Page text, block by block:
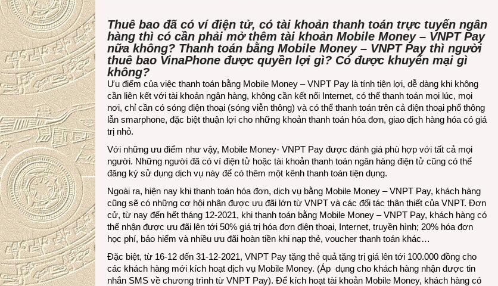
Thuê bao đã có ví điện tử, có tài khoản thanh toán trực tuyến ngân
hàng thì có cần phải mở thêm tài khoản Mobile Money – VNPT Pay
nữa không? Thanh toán bằng Mobile Money – VNPT Pay thì người
thuê bao VinaPhone được quyền lợi gì? Có được khuyến mại gì
không?
Ưu điểm của việc thanh toán bằng Mobile Money – VNPT Pay là tính tiện lợi, dễ dàng khi không
cần liên kết với tài khoản ngân hàng, không cần kết nối Internet, có thể thanh toán mọi lúc, mọi
nơi, chỉ cần có sóng điện thoại (sóng viễn thông) và có thể thanh toán trên cả điện thoại phổ thông
lẫn smarphone, đặc biệt thuận lợi cho những khoản thanh toán hóa đơn, giao dịch hàng hóa có giá
trị nhỏ.
Với những ưu điểm như vậy, Mobile Money- VNPT Pay được đánh giá phù hợp với tất cả mọi
người. Những người đã có ví điện tử hoặc tài khoản thanh toán ngân hàng điện tử cũng có thể
đăng ký sử dụng dịch vụ này để có thêm một kênh thanh toán tiện dụng.
Ngoài ra, hiện nay khi thanh toán hóa đơn, dịch vụ bằng Mobile Money – VNPT Pay, khách hàng
cũng sẽ có những cơ hội nhận được ưu đãi lớn từ VNPT và các đối tác thân thiết của VNPT. Đơn
cử, từ nay đến hết tháng 12-2021, khi thanh toán bằng Mobile Money – VNPT Pay, khách hàng có
thể nhận được ưu đãi lên tới 50% giá trị hóa đơn điện thoại, Internet, truyền hình; 20% hóa đơn
học phí, bảo hiểm và nhiều ưu đãi hoàn tiền khi nạp thẻ, voucher thanh toán khác…
Đặc biệt, từ 16-12 đến 31-12-2021, VNPT Pay tặng thẻ quả tặng trị giá lên tới 100.000 đồng cho
các khách hàng mới kích hoạt dịch vụ Mobile Money. (Áp dụng cho khách hàng nhận được tin
nhắn SMS về chương trình từ VNPT Pay). Để kích hoạt tài khoản Mobile Money, khách hàng có